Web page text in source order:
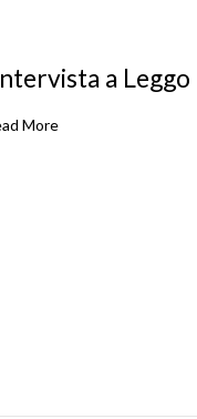
a Leggo
More